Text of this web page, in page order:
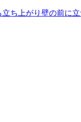
立ち上がり壁の前に